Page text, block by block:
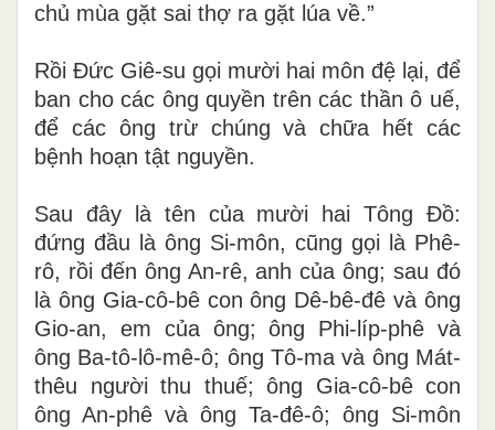
chủ mùa gặt sai thợ ra gặt lúa về.”
Rồi Đức Giê-su gọi mười hai môn đệ lại, để
ban cho các ông quyền trên các thần ô uế,
để các ông trừ chúng và chữa hết các
bệnh hoạn tật nguyền.
Sau đây là tên của mười hai Tông Đồ:
đứng đầu là ông Si-môn, cũng gọi là Phê-
rô, rồi đến ông An-rê, anh của ông; sau đó
là ông Gia-cô-bê con ông Dê-bê-đê và ông
Gio-an, em của ông; ông Phi-líp-phê và
ông Ba-tô-lô-mê-ô; ông Tô-ma và ông Mát-
thêu người thu thuế; ông Gia-cô-bê con
ông An-phê và ông Ta-đê-ô; ông Si-môn